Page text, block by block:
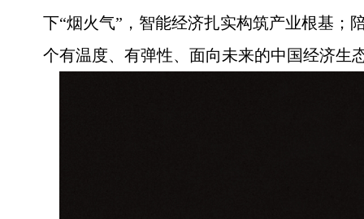
下“烟火气”，智能经济扎实构筑产业根基；
个有温度、有弹性、面向未来的中国经济生